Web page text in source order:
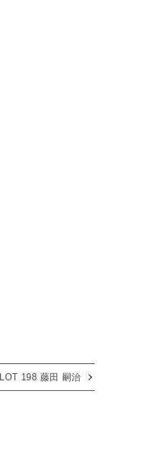
LOT 198 藤田 嗣治